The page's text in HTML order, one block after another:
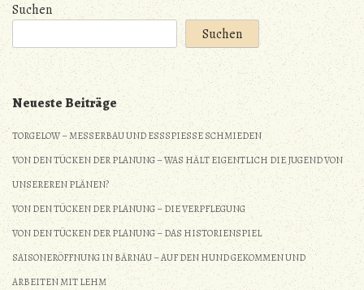
Suchen
Suchen
Neueste Beiträge
TORGELOW – MESSERBAU UND ESSSPIESSE SCHMIEDEN
VON DEN TÜCKEN DER PLANUNG – WAS HÄLT EIGENTLICH DIE JUGEND VON
UNSEREREN PLÄNEN?
VON DEN TÜCKEN DER PLANUNG – DIE VERPFLEGUNG
VON DEN TÜCKEN DER PLANUNG – DAS HISTORIENSPIEL
SAISONERÖFFNUNG IN BÄRNAU – AUF DEN HUND GEKOMMEN UND
ARBEITEN MIT LEHM